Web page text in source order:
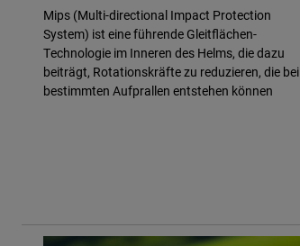
Mips (Multi-directional Impact Protection
System) ist eine führende Gleitflächen-
Technologie im Inneren des Helms, die dazu
beiträgt, Rotationskräfte zu reduzieren, die bei
bestimmten Aufprallen entstehen können